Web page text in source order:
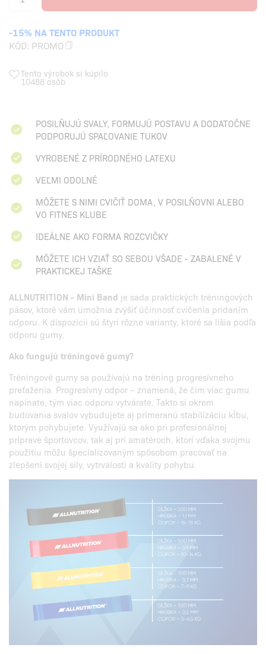
-15% NA TENTO PRODUKT
KÓD: PROMO
Tento výrobok si kúpilo
10488 osôb
POSILŇUJÚ SVALY, FORMUJÚ POSTAVU A DODATOČNE
PODPORUJÚ SPAĽOVANIE TUKOV
VYROBENÉ Z PRÍRODNÉHO LATEXU
VEĽMI ODOLNÉ
MÔŽETE S NIMI CVIČIŤ DOMA, V POSILŇOVNI ALEBO
VO FITNES KLUBE
IDEÁLNE AKO FORMA ROZCVIČKY
MÔŽETE ICH VZIAŤ SO SEBOU VŠADE - ZABALENÉ V
PRAKTICKEJ TAŠKE
ALLNUTRITION - Mini Band je sada praktických tréningových
pásov, ktoré vám umožnia zvýšiť účinnosť cvičenia pridaním
odporu. K dispozícii sú štyri rôzne varianty, ktoré sa líšia podľa
odporu gumy.
Ako fungujú tréningové gumy?
Tréningové gumy sa používajú na tréning progresívneho
preťaženia. Progresívny odpor – znamená, že čím viac gumu
napínate, tým viac odporu vytvárate. Takto si okrem
budovania svalov vybudujete aj primeranú stabilizáciu kĺbu,
ktorým pohybujete. Využívajú sa ako pri profesionálnej
príprave športovcov, tak aj pri amatéroch, ktorí vďaka svojmu
použitiu môžu špecializovaným spôsobom pracovať na
zlepšení svojej sily, vytrvalosti a kvality pohybu.